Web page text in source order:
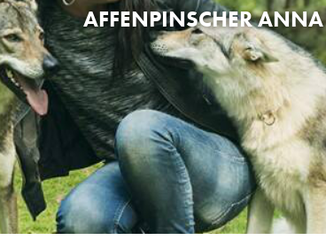
AFFENPINSCHER ANNA